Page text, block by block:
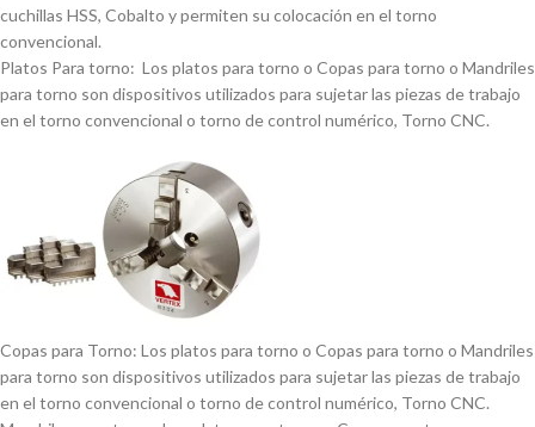
cuchillas HSS, Cobalto y permiten su colocación en el torno
convencional.
Platos Para torno: Los platos para torno o Copas para torno o Mandriles
para torno son dispositivos utilizados para sujetar las piezas de trabajo
en el torno convencional o torno de control numérico, Torno CNC.
Copas para Torno: Los platos para torno o Copas para torno o Mandriles
para torno son dispositivos utilizados para sujetar las piezas de trabajo
en el torno convencional o torno de control numérico, Torno CNC.